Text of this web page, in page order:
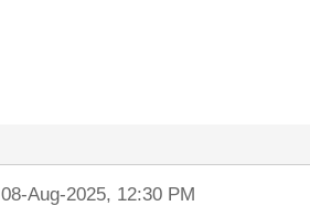
08-Aug-2025, 12:30 PM